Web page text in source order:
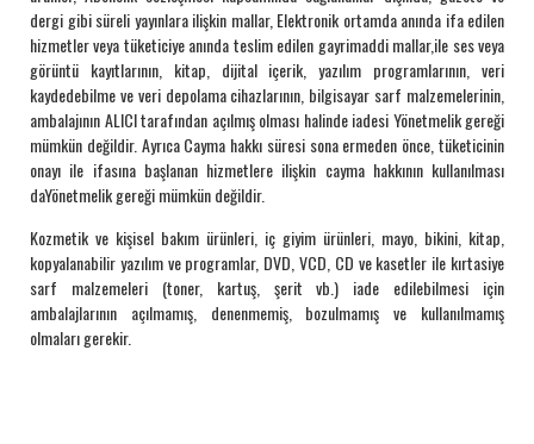
dergi gibi süreli yayınlara ilişkin mallar, Elektronik ortamda anında ifa edilen
hizmetler veya tüketiciye anında teslim edilen gayrimaddi mallar,ile ses veya
görüntü kayıtlarının, kitap, dijital içerik, yazılım programlarının, veri
kaydedebilme ve veri depolama cihazlarının, bilgisayar sarf malzemelerinin,
ambalajının ALICI tarafından açılmış olması halinde iadesi Yönetmelik gereği
mümkün değildir. Ayrıca Cayma hakkı süresi sona ermeden önce, tüketicinin
onayı ile ifasına başlanan hizmetlere ilişkin cayma hakkının kullanılması
daYönetmelik gereği mümkün değildir.
Kozmetik ve kişisel bakım ürünleri, iç giyim ürünleri, mayo, bikini, kitap,
kopyalanabilir yazılım ve programlar, DVD, VCD, CD ve kasetler ile kırtasiye
sarf malzemeleri (toner, kartuş, şerit vb.) iade edilebilmesi için
ambalajlarının açılmamış, denenmemiş, bozulmamış ve kullanılmamış
olmaları gerekir.